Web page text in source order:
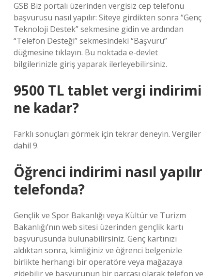
GSB Biz portalı üzerinden vergisiz cep telefonu
başvurusu nasıl yapılır: Siteye girdikten sonra “Genç
Teknoloji Destek” sekmesine gidin ve ardından
“Telefon Desteği” sekmesindeki “Başvuru”
düğmesine tıklayın. Bu noktada e-devlet
bilgilerinizle giriş yaparak ilerleyebilirsiniz.
9500 TL tablet vergi indirimi
ne kadar?
Farklı sonuçları görmek için tekrar deneyin. Vergiler
dahil 9.
Öğrenci indirimi nasıl yapılır
telefonda?
Gençlik ve Spor Bakanlığı veya Kültür ve Turizm
Bakanlığı’nın web sitesi üzerinden gençlik kartı
başvurusunda bulunabilirsiniz. Genç kartınızı
aldıktan sonra, kimliğiniz ve öğrenci belgenizle
birlikte herhangi bir operatöre veya mağazaya
gidebilir ve başvurunun bir parçası olarak telefon ve